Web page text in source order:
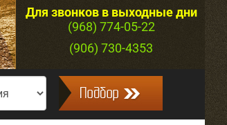
Для звонков в выходные дни
(968) 774-05-22
(906) 730-4353